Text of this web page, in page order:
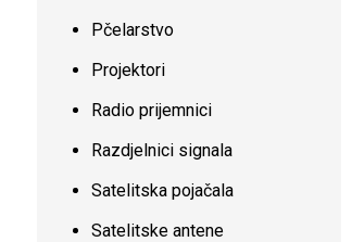
Pčelarstvo
Projektori
Radio prijemnici
Razdjelnici signala
Satelitska pojačala
Satelitske antene